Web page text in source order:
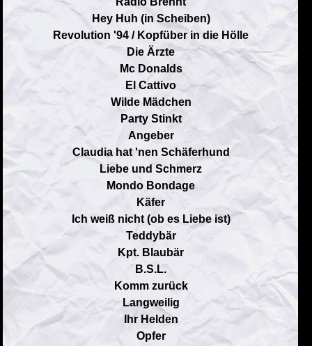
Hey Huh (in Scheiben)
Revolution '94 / Kopfüber in die Hölle
Die Ärzte
Mc Donalds
El Cattivo
Wilde Mädchen
Party Stinkt
Angeber
Claudia hat 'nen Schäferhund
Liebe und Schmerz
Mondo Bondage
Käfer
Ich weiß nicht (ob es Liebe ist)
Teddybär
Kpt. Blaubär
B.S.L.
Komm zurück
Langweilig
Ihr Helden
Opfer